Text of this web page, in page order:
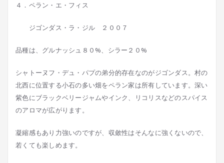
４．ペラン・エ・フィス
ジゴンダス・ラ・ジル ２００７
品種は、グルナッシュ８０%、シラー２０%
シャトーヌフ・デュ・パプの弟分的存在なのがジゴンダス。村の
北西に位置する小石の多い畑をペラン家は所有しています。深い
紫色にブラックベリージャムやインク、リコリスなどのスパイス
のアロマが広がります。
凝縮感もあり力強いのですが、収斂性はそんなに強くないので、
若くても楽しめます。